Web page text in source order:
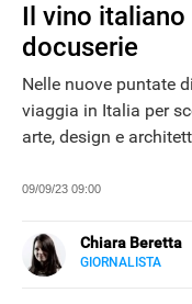
Il vino
docuserie
Nelle nuove puntate
viaggia in Italia per
arte, design e
09/09/23 09:00
Chiara Beretta
GIORNALISTA